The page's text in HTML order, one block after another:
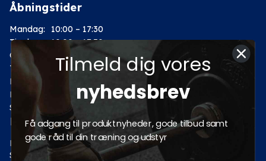
Åbningstider
Mandag:
10:00 – 17:30
Tirsdag: 10:00 – 17:30
Onsdag:
10:00 – 17:30
Torsdag:
10:00 – 17:30
Fredag:
Lørdag:
10:00 – 14:00
Søndag: Lukket
Kategorier
Motion
Styrketræning
Tilmeld dig vores
nyhedsbrev
Få adgang til produktnyheder, gode tilbud samt
gode råd til din træning og udstyr